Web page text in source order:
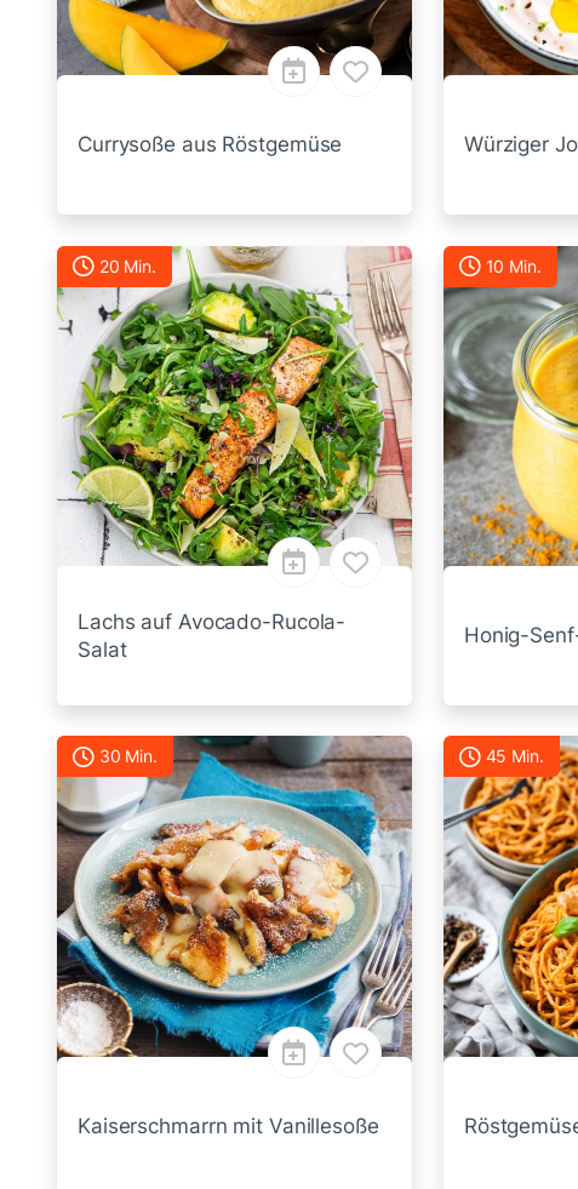
Currysoße aus Röstgemüse Würziger
20 Min.
Lachs auf Avocado-Rucola-
Salat
10 Min.
Honig-
30 Min.
Kaiserschmarrn mit Vanillesoße
45 Min.